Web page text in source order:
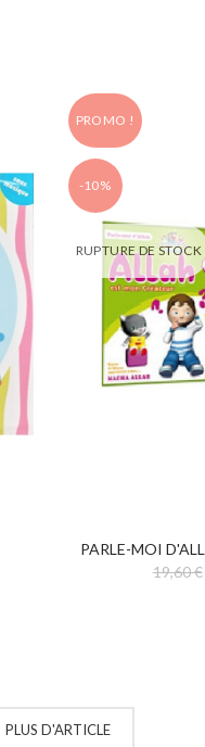
PROMO !
-10%
RUPTURE DE STOCK
PARLE-MOI
19,60 €
PLUS D'ARTICLE